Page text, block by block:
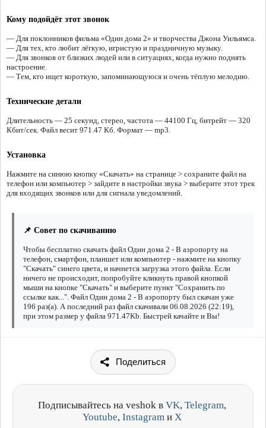
Кому подойдёт этот звонок
— Для поклонников фильма «Один дома 2» и творчества Джона Уильямса.
— Для тех, кто любит лёгкую, игристую и праздничную музыку.
— Для звонков от близких людей или в ситуациях, когда нужно поднять
настроение.
— Тем, кто ищет короткую, запоминающуюся и очень тёплую мелодию.
Технические детали
Длительность — 25 секунд, стерео, частота — 44100 Гц, битрейт — 320
Кбит/сек. Файл весит 971.47 Кб. Формат — mp3.
Установка
Нажмите на синюю кнопку «Скачать» на странице > сохраните файл на
телефон или компьютер > зайдите в настройки звука > выберите этот трек
для входящих звонков или для сигнала уведомлений.
📌 Совет по скачиванию
Чтобы бесплатно скачать файл Один дома 2 - В аэропорту на
телефон, смартфон, планшет или компьютер - нажмите на кнопку
"Скачать" синего цвета, и начнется загрузка этого файла. Если
ничего не происходит, попробуйте кликнуть правой кнопкой
мыши на кнопке "Скачать" и выберите пункт "Сохранить по
ссылке как...". Файл Один дома 2 - В аэропорту был скачан уже
196 раз(а). А последний раз файл скачивали 06.08.2026 (22:19),
при этом размер у файла 971.47Kb. Быстрей качайте и Вы!
Поделиться
Подписывайтесь на veshok в VK, Telegram,
Youtube, Instagram и X